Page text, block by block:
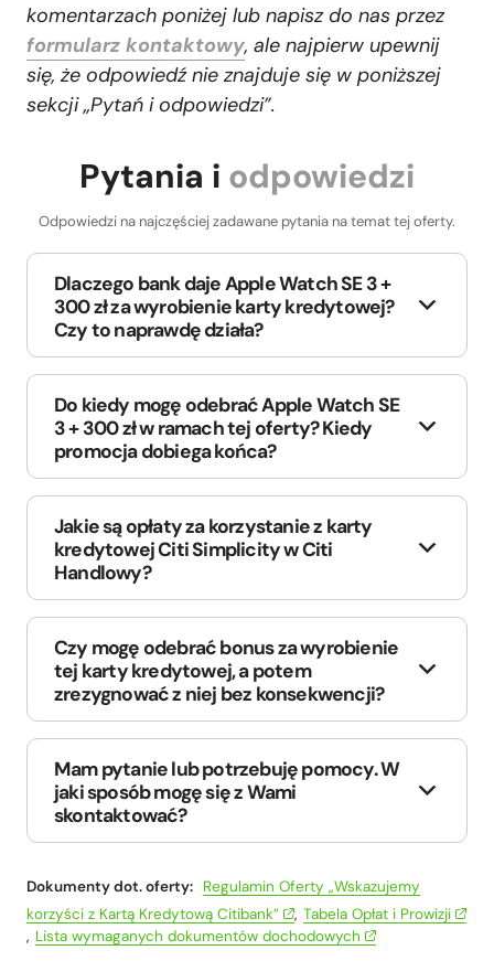
komentarzach poniżej lub napisz do nas przez
formularz kontaktowy, ale najpierw upewnij
się, że odpowiedź nie znajduje się w poniższej
sekcji „Pytań i odpowiedzi”.
Pytania i odpowiedzi
Odpowiedzi na najczęściej zadawane pytania na temat tej oferty.
Dlaczego bank daje Apple Watch SE 3 +
300 zł za wyrobienie karty kredytowej?
Czy to naprawdę działa?
Do kiedy mogę odebrać Apple Watch SE
3 + 300 zł w ramach tej oferty? Kiedy
promocja dobiega końca?
Jakie są opłaty za korzystanie z karty
kredytowej Citi Simplicity w Citi
Handlowy?
Czy mogę odebrać bonus za wyrobienie
tej karty kredytowej, a potem
zrezygnować z niej bez konsekwencji?
Mam pytanie lub potrzebuję pomocy. W
jaki sposób mogę się z Wami
skontaktować?
Dokumenty dot. oferty: Regulamin Oferty „Wskazujemy
korzyści z Kartą Kredytową Citibank”
, Tabela Opłat i Prowizji
, Lista wymaganych dokumentów dochodowych